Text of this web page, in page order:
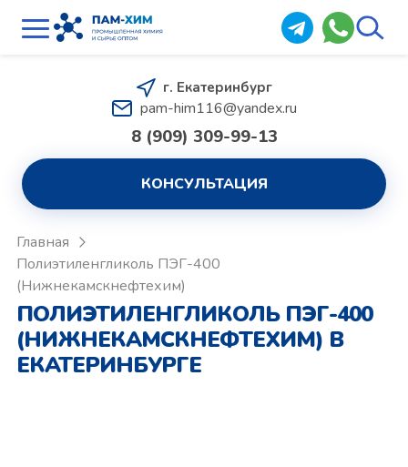
г. Екатеринбург
pam-him116@yandex.ru
8 (909) 309-99-13
КОНСУЛЬТАЦИЯ
Главная
Полиэтиленгликоль ПЭГ-400
(Нижнекамскнефтехим)
ПОЛИЭТИЛЕНГЛИКОЛЬ ПЭГ-400
(НИЖНЕКАМСКНЕФТЕХИМ) В
ЕКАТЕРИНБУРГЕ